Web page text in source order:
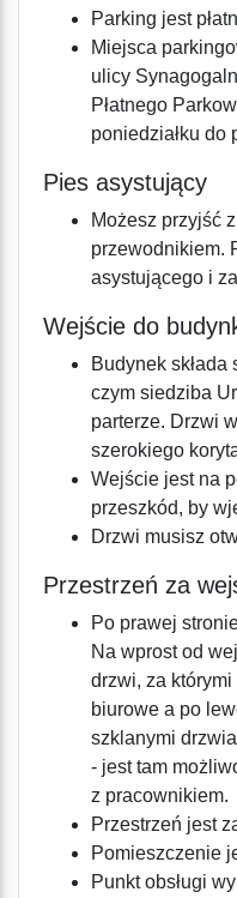
Parking jest
Miejsca
ulicy
Płatnego
poniedziałku do
Pies asystujący
Możesz przyjść
przewodnikiem.
asystującego i
Wejście do
Budynek
czym siedziba
parterze. Drzwi
szerokiego
Wejście jest na
przeszkód, by
Drzwi musisz
Przestrzeń za
Po prawej
Na wprost od
drzwi, za
biurowe a po
szklanymi
- jest tam
z pracownikiem.
Przestrzeń jest
Pomieszczenie
Punkt obsługi